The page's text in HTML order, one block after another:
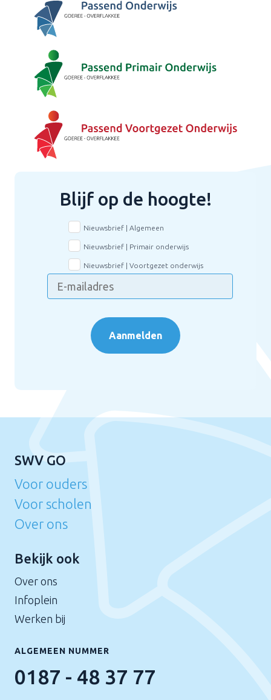
Blijf op de hoogte!
Aanmelden
Nieuwsbrief | Algemeen
Nieuwsbrief | Primair onderwijs
Nieuwsbrief | Voortgezet onderwijs
SWV GO
Voor ouders
Voor scholen
Over ons
Bekijk ook
Over ons
Infoplein
Werken bij
ALGEMEEN NUMMER
0187 - 48 37 77